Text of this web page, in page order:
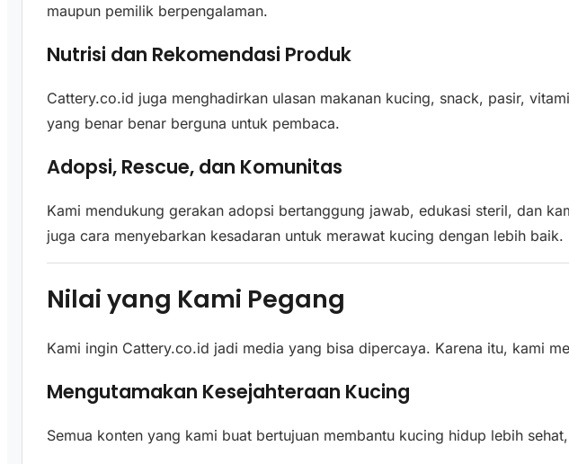
maupun pemilik berpengalaman.
Nutrisi dan Rekomendasi Produk
Cattery.co.id juga menghadirkan ulasan makanan kucing, snack, pasir,
yang benar benar berguna untuk pembaca.
Adopsi, Rescue, dan Komunitas
Kami mendukung gerakan adopsi bertanggung jawab, edukasi steril, dan
juga cara menyebarkan kesadaran untuk merawat kucing dengan lebih baik.
Nilai yang Kami Pegang
Kami ingin Cattery.co.id jadi media yang bisa dipercaya. Karena itu, kami
Mengutamakan Kesejahteraan Kucing
Semua konten yang kami buat bertujuan membantu kucing hidup lebih